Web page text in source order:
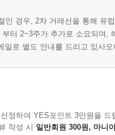
인 경우, 2차 거래선을 통해 유
터 2~3주가 추가로 소요되며,
일로 별도 안내를 드리고 있사
정하여 YES포인트 3만원을 드
작성 시 일반회원 300원, 마니